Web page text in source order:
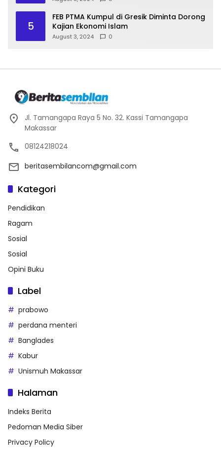
5
FEB PTMA Kumpul di Gresik Diminta Dorong
Kajian Ekonomi Islam
August 3, 2024 0
Jl. Tamangapa Raya 5 No. 32. Kassi Tamangapa
Makassar
08124218024
beritasembilancom@gmail.com
Kategori
Pendidikan
Ragam
Sosial
Sosial
Opini Buku
Label
prabowo
perdana menteri
Banglades
Kabur
Unismuh Makassar
Halaman
Indeks Berita
Pedoman Media Siber
Privacy Policy